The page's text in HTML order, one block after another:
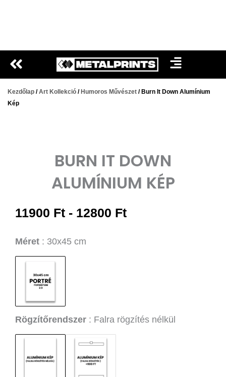
Kezdőlap /Art Kollekció / Humoros Művészet / Burn It Down Alumínium
Kép
BURN IT DOWN
ALUMÍNIUM KÉP
11900 Ft - 12800 FtÁrkategória:
Méret 30x45 cm
Rögzítőrendszer Falra rögzítés nélkül
Burn
Down
Alumínium